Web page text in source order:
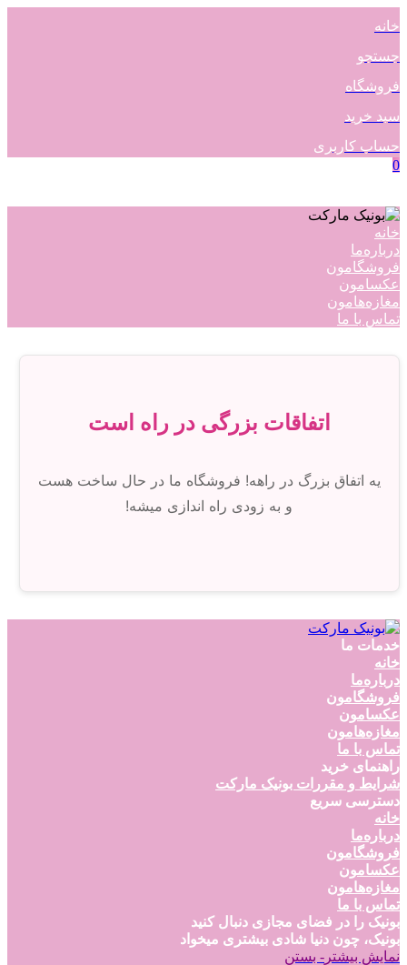
خانه
جستجو
فروشگاه
سبد خرید
حساب کاربری
0
خانه
درباره‌ما
فروشگامون
عکسامون
مغازه‌هامون
تماس با ما
اتفاقات بزرگی در راه است
یه اتفاق بزرگ در راهه! فروشگاه ما در حال ساخت هست
و به زودی راه اندازی میشه!
خدمات ما
خانه
درباره‌ما
فروشگامون
عکسامون
مغازه‌هامون
تماس با ما
راهنمای خرید
شرایط و مقررات بونیک مارکت
دسترسی سریع
خانه
درباره‌ما
فروشگامون
عکسامون
مغازه‌هامون
تماس با ما
بونیک را در فضای مجازی دنبال کنید
بونیک، چون دنیا شادی بیشتری میخواد
نمایش بیشتر - بستن